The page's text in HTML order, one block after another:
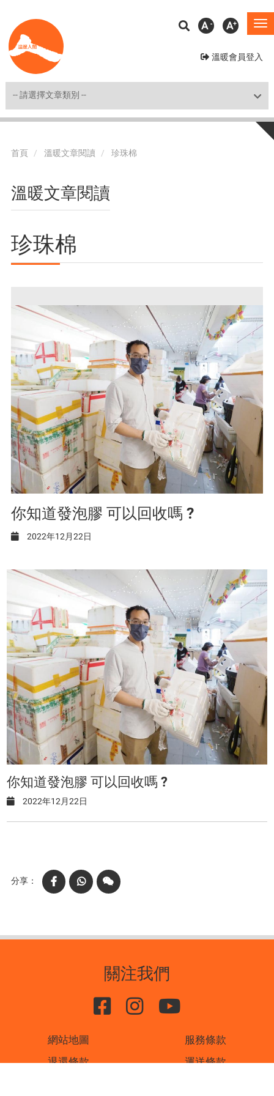
至
主
溫暖會員登入
A A
Shortcut
首頁 溫暖文章閱讀 珍珠棉
溫暖文章閱讀
珍珠棉
你知道發泡膠 可以回收嗎 ?
2022年12月22日
你知道發泡膠 可以回收嗎 ?
2022年12月22日
FacebookWhatsAppWeChat
關注我們
網站地圖
服務條款
退還條款
運送條款